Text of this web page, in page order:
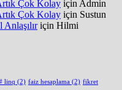
Çok Kolay için Admin
Çok Kolay için Sustun
için Hilmi
linq (2) faiz hesaplama (2) fikret